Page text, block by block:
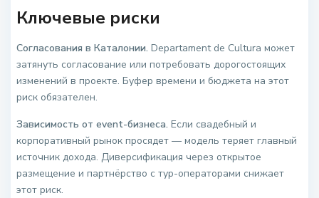
Ключевые риски
Согласования в Каталонии. Departament de Cultura может
затянуть согласование или потребовать дорогостоящих
изменений в проекте. Буфер времени и бюджета на этот
риск обязателен.
Зависимость от event-бизнеса. Если свадебный и
корпоративный рынок просядет — модель теряет главный
источник дохода. Диверсификация через открытое
размещение и партнёрство с тур-операторами снижает
этот риск.